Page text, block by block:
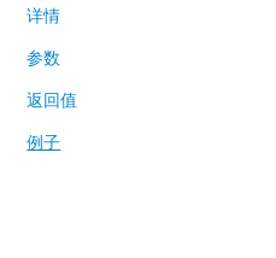
详情
参数
返回值
例子